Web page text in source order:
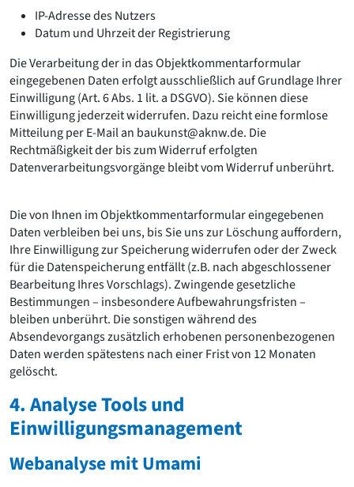
IP-Adresse des Nutzers
Datum und Uhrzeit der Registrierung
Die Verarbeitung der in das Objektkommentarformular
eingegebenen Daten erfolgt ausschließlich auf Grundlage Ihrer
Einwilligung (Art. 6 Abs. 1 lit. a DSGVO). Sie können diese
Einwilligung jederzeit widerrufen. Dazu reicht eine formlose
Mitteilung per E-Mail an baukunst@aknw.de. Die
Rechtmäßigkeit der bis zum Widerruf erfolgten
Datenverarbeitungsvorgänge bleibt vom Widerruf unberührt.
Die von Ihnen im Objektkommentarformular eingegebenen
Daten verbleiben bei uns, bis Sie uns zur Löschung auffordern,
Ihre Einwilligung zur Speicherung widerrufen oder der Zweck
für die Datenspeicherung entfällt (z.B. nach abgeschlossener
Bearbeitung Ihres Vorschlags). Zwingende gesetzliche
Bestimmungen – insbesondere Aufbewahrungsfristen –
bleiben unberührt. Die sonstigen während des
Absendevorgangs zusätzlich erhobenen personenbezogenen
Daten werden spätestens nach einer Frist von 12 Monaten
gelöscht.
4. Analyse Tools und
Einwilligungsmanagement
Webanalyse mit Umami